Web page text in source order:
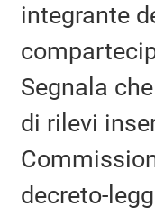
integrante
Segnala
di rilevi
decreto-